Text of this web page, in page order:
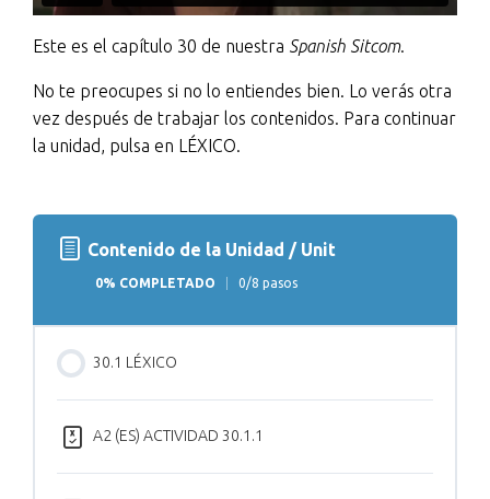
Este es el capítulo 30 de nuestra Spanish Sitcom.
No te preocupes si no lo entiendes bien. Lo verás otra
vez después de trabajar los contenidos. Para continuar
la unidad, pulsa en LÉXICO.
Contenido de la Unidad / Unit
0% COMPLETADO 0/8 pasos
30.1 LÉXICO
A2 (ES) ACTIVIDAD 30.1.1